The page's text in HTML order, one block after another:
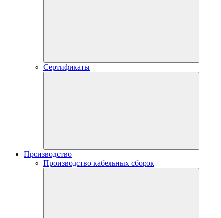
Сертификаты
Производство
Производство кабельных сборок